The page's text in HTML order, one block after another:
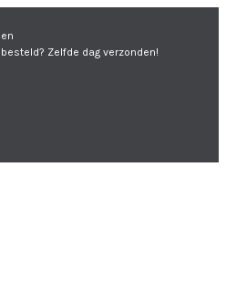
Zelfde dag verzonden!